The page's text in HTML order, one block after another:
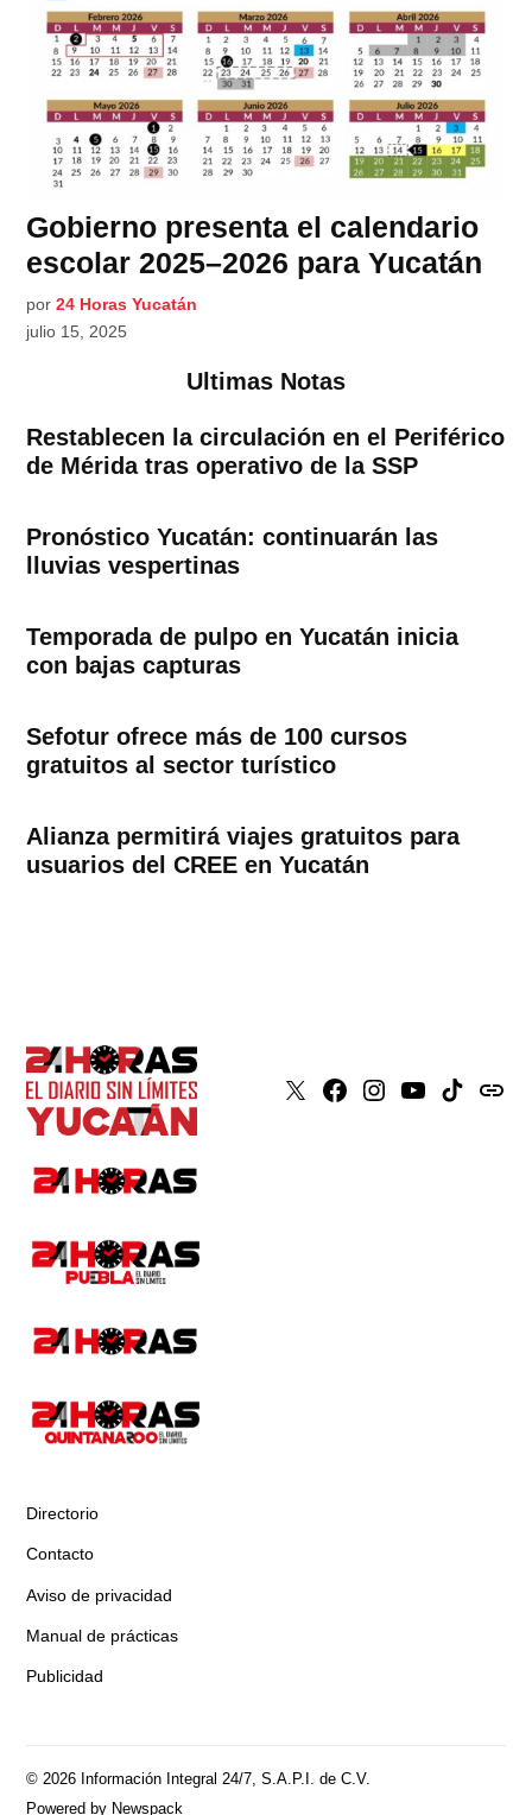
Gobierno presenta el calendario
escolar 2025–2026 para Yucatán
por 24 Horas Yucatán
julio 15, 2025
Ultimas Notas
Restablecen la circulación en el Periférico
de Mérida tras operativo de la SSP
Pronóstico Yucatán: continuarán las
lluvias vespertinas
Temporada de pulpo en Yucatán inicia
con bajas capturas
Sefotur ofrece más de 100 cursos
gratuitos al sector turístico
Alianza permitirá viajes gratuitos para
usuarios del CREE en Yucatán
X Faceboook
Instagram
YoutubeTiktokissuu
Directorio
Contacto
Aviso de privacidad
Manual de prácticas
Publicidad
© 2026 Información Integral 24/7, S.A.P.I. de C.V.
Powered by Newspack